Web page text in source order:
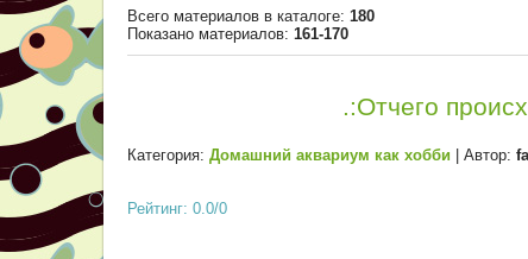
Всего материалов в каталоге: 180
Показано материалов: 161-170
.:Отчего
Категория: Домашний аквариум как хобби | Автор:
Рейтинг: 0.0/0